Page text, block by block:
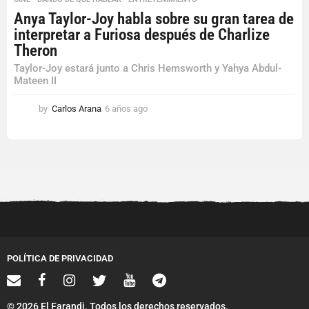
Anya Taylor-Joy habla sobre su gran tarea de
interpretar a Furiosa después de Charlize
Theron
Taylor-Joy estará junto a Chris Hemsworth y Yahya Abdul-
Mateen II
by Carlos Arana 6 años ago
o
POLÍTICA DE PRIVACIDAD
© 2026 El Farandi. Todos los derechos reservados.